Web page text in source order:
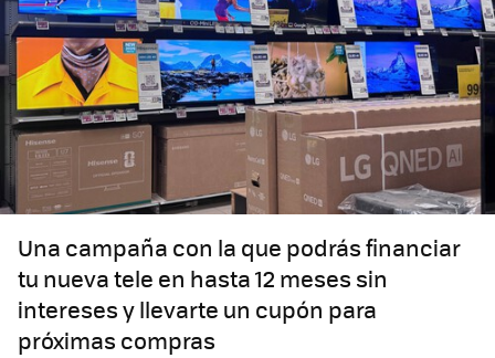
Una campaña con la que podrás financiar
tu nueva tele en hasta 12 meses sin
intereses y llevarte un cupón para
próximas compras